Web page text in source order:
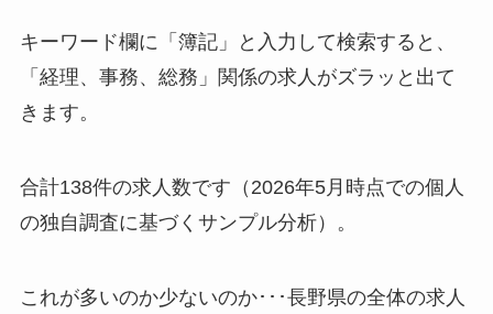
キーワード欄に「簿記」と入力して検索すると、
「経理、事務、総務」関係の求人がズラッと出て
きます。
合計138件の求人数です（2026年5月時点での個人
の独自調査に基づくサンプル分析）。
これが多いのか少ないのか･･･長野県の全体の求人